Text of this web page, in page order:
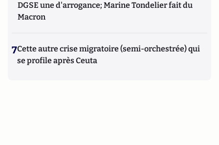
DGSE une d'arrogance; Marine Tondelier fait du
Macron
7Cette autre crise migratoire (semi-orchestrée) qui
se profile après Ceuta